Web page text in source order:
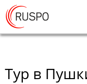
Тур в